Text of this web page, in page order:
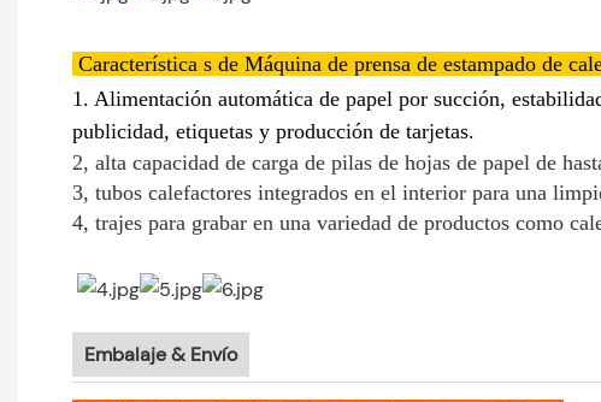
Característica s de Máquina de prensa de estampado de
1. Alimentación automática de papel por succión,
publicidad, etiquetas y producción de tarjetas.
2, alta capacidad de carga de pilas de hojas de papel de
3, tubos calefactores integrados en el interior para una
4, trajes para grabar en una variedad de productos como
Embalaje & Envío